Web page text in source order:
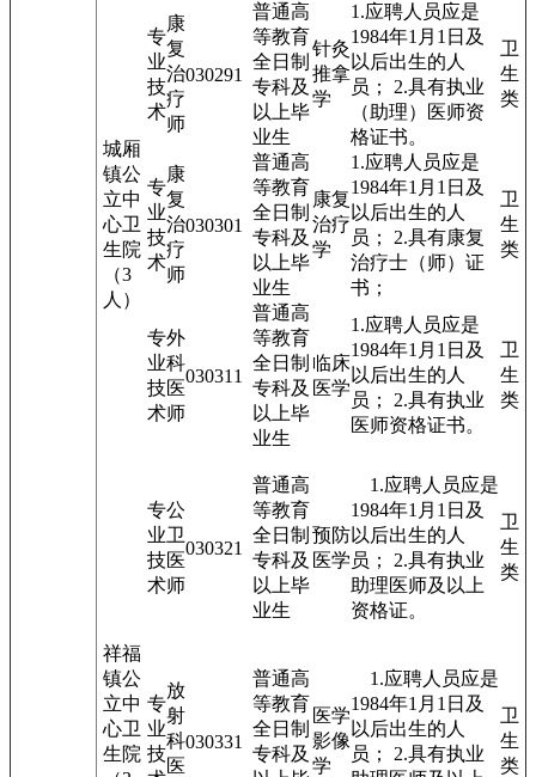
城厢
镇公
立中
心卫
生院
（3
人）
专
业
技
术
康
复
治
疗
师
030291
普通高
等教育
全日制
专科及
以上毕
业生
针灸
推拿
学
1.应聘人员应是
1984年1月1日及
以后出生的人
员； 2.具有执业
（助理）医师资
格证书。
卫
生
类
专
业
技
术
康
复
治
疗
师
030301
普通高
等教育
全日制
专科及
以上毕
业生
康复
治疗
学
1.应聘人员应是
1984年1月1日及
以后出生的人
员； 2.具有康复
治疗士（师）证
书；
卫
生
类
专
业
技
术
外
科
医
师
03031 1
普通高
等教育
全日制
专科及
以上毕
业生
临床
医学
1.应聘人员应是
1984年1月1日及
以后出生的人
员； 2.具有执业
医师资格证书。
卫
生
类
祥福
镇公
立中
心卫
生院
专
业
技
术
公
卫
医
师
030321
普通高
等教育
全日制
专科及
以上毕
业生
预防
医学
1.应聘人员应是
1984年1月1日及
以后出生的人
员； 2.具有执业
助理医师及以上
资格证。
卫
生
类
专
业
技
放
射
科
医
030331
普通高
等教育
全日制
专科及
医学
影像
学
1.应聘人员应是
1984年1月1日及
以后出生的人
员； 2.具有执业
卫
生
类